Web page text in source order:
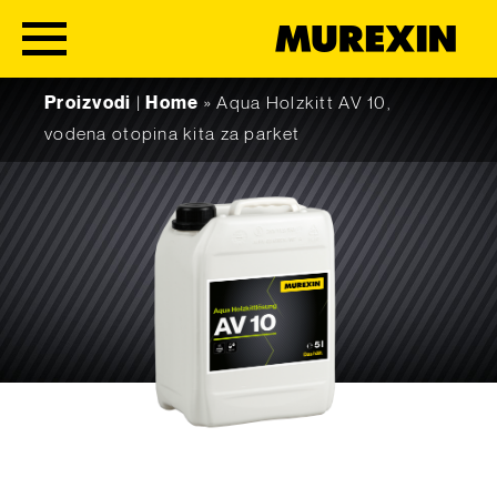
Proizvodi
Home »Aqua Holzkitt AV 10,
vodena otopina kita za parket